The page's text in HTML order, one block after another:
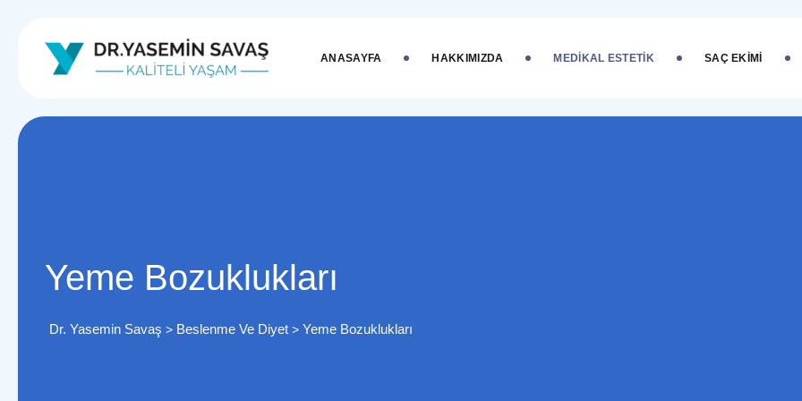
ANASAYFA HAKKIMIZDA MEDIKAL ESTETIK SAÇ EKIMI
Yeme Bozuklukları
Dr. Yasemin Savaş > Beslenme Ve Diyet > Yeme Bozuklukları